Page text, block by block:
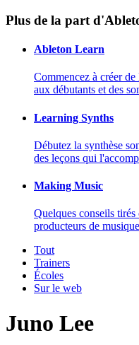
Plus de la part
Ableton Learn
Commencez à créer de
aux débutants et des
Learning Synths
Débutez la synthèse
des leçons qui
Making Music
Quelques conseils
producteurs de
Tout
Trainers
Écoles
Sur le web
Juno Lee